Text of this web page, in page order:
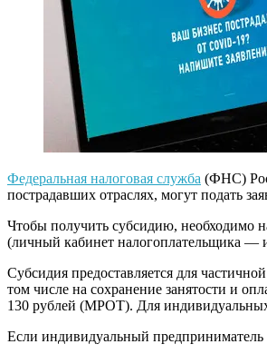
Федеральная налоговая служба (ФНС)
пострадавших отраслях, могут подать
Чтобы получить субсидию, необходимо
(личный кабинет налогоплательщика —
Субсидия предоставляется для
том числе на сохранение занятости и
130 рублей (МРОТ). Для
Если индивидуальный предприниматель